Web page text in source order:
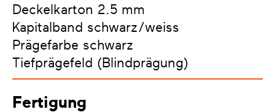
Deckelkarton 2.5 mm
Kapitalband schwarz/weiss
Prägefarbe schwarz
Tiefprägefeld (Blindprägung)
Fertigung